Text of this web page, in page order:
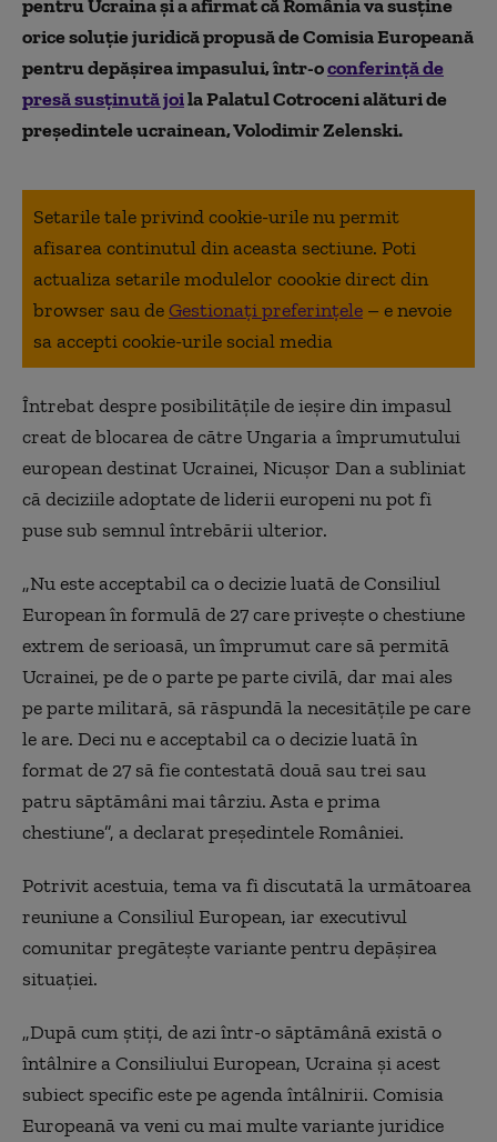
pentru Ucraina și a afirmat că România va susține
orice soluție juridică propusă de Comisia Europeană
pentru depășirea impasului, într-oconferință de
presă susținută joila Palatul Cotroceni alături de
președintele ucrainean, Volodimir Zelenski.
Setarile tale privind cookie-urile nu permit
afisarea continutul din aceasta sectiune. Poti
actualiza setarile modulelor coookie direct din
browser sau deGestionați preferințele – e nevoie
sa accepti cookie-urile social media
Întrebat despre posibilitățile de ieșire din impasul
creat de blocarea de către Ungaria a împrumutului
european destinat Ucrainei, Nicușor Dan a subliniat
că deciziile adoptate de liderii europeni nu pot fi
puse sub semnul întrebării ulterior.
„Nu este acceptabil ca o decizie luată de Consiliul
European în formulă de 27 care privește o chestiune
extrem de serioasă, un împrumut care să permită
Ucrainei, pe de o parte pe parte civilă, dar mai ales
pe parte militară, să răspundă la necesitățile pe care
le are. Deci nu e acceptabil ca o decizie luată în
format de 27 să fie contestată două sau trei sau
patru săptămâni mai târziu. Asta e prima
chestiune”, a declarat președintele României.
Potrivit acestuia, tema va fi discutată la următoarea
reuniune a Consiliul European, iar executivul
comunitar pregătește variante pentru depășirea
situației.
„După cum știți, de azi într-o săptămână există o
întâlnire a Consiliului European, Ucraina și acest
subiect specific este pe agenda întâlnirii. Comisia
Europeană va veni cu mai multe variante juridice